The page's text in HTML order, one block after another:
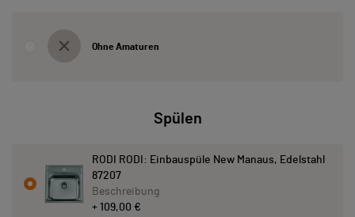
Ohne Amaturen
Spülen
RODI RODI: Einbauspüle New Manaus, Edelstahl
87207
+ 109,00 €
Beschreibung